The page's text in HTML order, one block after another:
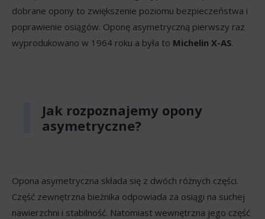
dobrane opony to zwiększenie poziomu bezpieczeństwa i
poprawienie osiągów. Oponę asymetryczną pierwszy raz
wyprodukowano w 1964 roku a była to Michelin X-AS.
Jak rozpoznajemy opony
asymetryczne?
Opona asymetryczna składa się z dwóch różnych części.
Część zewnętrzna bieżnika odpowiada za osiągi na suchej
nawierzchni i stabilność. Natomiast wewnętrzna jego część